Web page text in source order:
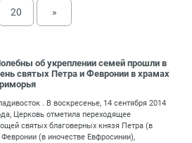
20 »
об укреплении семей прошли в
святых Петра и Февронии в храмах
. В воскресенье, 14 сентября 2014
Церковь отметила переходящее
святых благоверных князя Петра (в
(в иночестве Евфросинии),